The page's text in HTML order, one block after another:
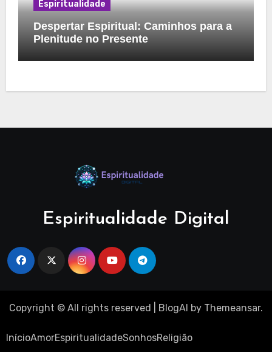
Espiritualidade
Despertar Espiritual: Caminhos para a
Plenitude no Presente
Espiritualidade Digital
Copyright © All rights reserved BlogAI by Themeansar.
InícioAmorEspiritualidadeSonhosReligião